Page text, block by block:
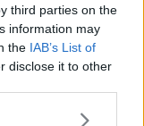
third parties on the
information may
the IAB’s List of
disclose it to other
in un luogo
che frequento
città unica.